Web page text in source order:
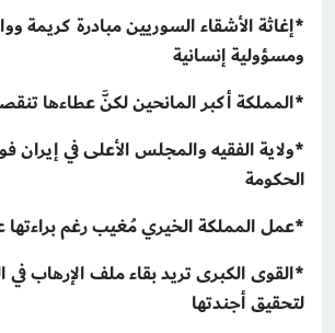
*إغاثة الأشقاء السوريين مبادرة
ومسؤولية إنسانية
*المملكة أكبر المانحين لكنَّ عطاءها تنقصه 3
*ولاية الفقيه والمجلس الأعلى في
الحكومة
*عمل المملكة الخيري مُغيب رغم براءتها
*القوى الكبرى تريد بقاء ملف الإرهاب في
لتحقيق أجندتها